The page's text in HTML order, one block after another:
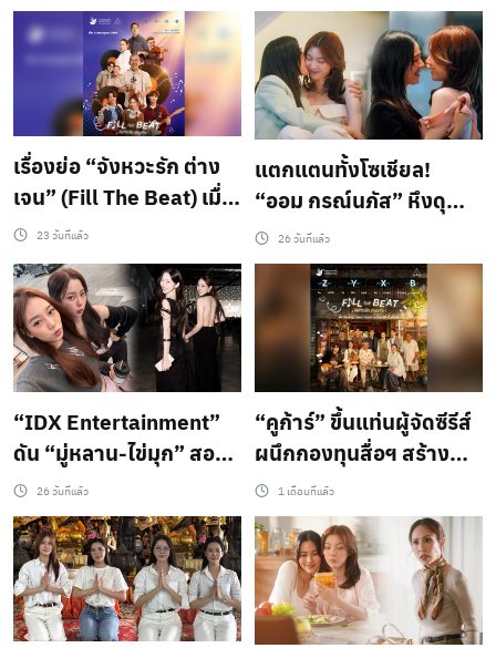
เรื่องย่อ “จังหวะรัก ต่าง
เจน” (Fill The Beat) เมื่อ
“คนละรุ่น” ต้องมาหมุน
ตาม “จังหวะรัก” เดียวกัน
เตรียมพบกับซีรีส์ที่จะ
เปลี่ยนช่องว่างระหว่าง
เจนให้กลายเป็น
ท่วงทำนอง สุดอบอุ่นหัวใจ
23 วันที่แล้ว
แตกแตนทั้งโซเชียล!
“ออม กรณ์นภัส” หึงดุ
“หลิงหลิง คอง” ส่ง “วาด
ฝันวันวิวาห์” ครองแชมป์
โลก
26 วันที่แล้ว
“IDX Entertainment”
ดัน “มู่หลาน-ไข่มุก” สอง
สาวต่างสไตล์ พร้อมรัน
วงการซีรีส์ GL เตรียมอวด
ออร่าคู่บนพรมแดงใน Y
Content Awards 2025
23 ก.ค.นี้
26 วันที่แล้ว
“คูก้าร์” ขึ้นแท่นผู้จัดซีรีส์
ผนึกกองทุนสื่อฯ สร้าง
“จังหวะรัก ต่างเจน” ส่ง
พลังบทเพลงสุนทราภรณ์
เชื่อมคนต่างวัยผ่านซี
รีส์ฟีลกู๊ดแห่งปี
1 เดือนที่แล้ว